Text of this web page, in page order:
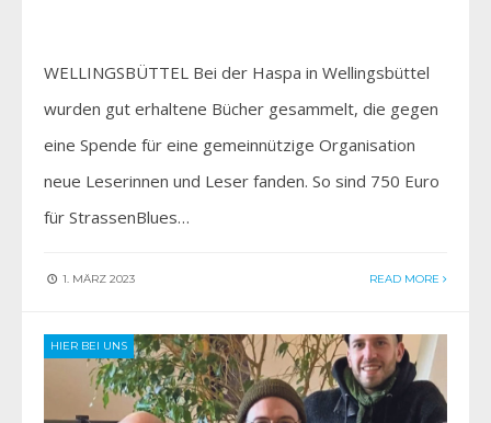
WELLINGSBÜTTEL Bei der Haspa in Wellingsbüttel
wurden gut erhaltene Bücher gesammelt, die gegen
eine Spende für eine gemeinnützige Organisation
neue Leserinnen und Leser fanden. So sind 750 Euro
für StrassenBlues…
1. MÄRZ 2023 READ MORE
HIER BEI UNS